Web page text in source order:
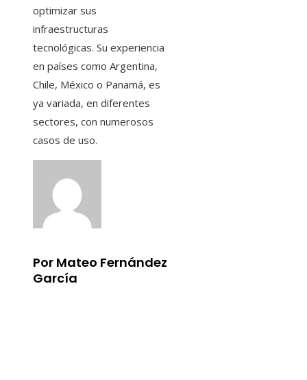
optimizar sus
infraestructuras
tecnológicas. Su experiencia
en países como Argentina,
Chile, México o Panamá, es
ya variada, en diferentes
sectores, con numerosos
casos de uso.
Por Mateo Fernández
García